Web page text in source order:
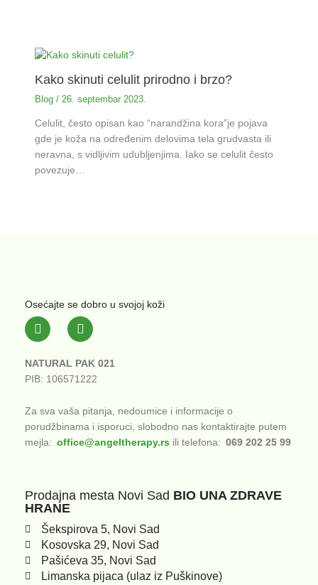
Kako skinuti celulit prirodno i brzo?
Blog / 26. septembar 2023.
Celulit, često opisan kao “narandžina kora”je pojava
gde je koža na određenim delovima tela grudvasta ili
neravna, s vidljivim udubljenjima. Iako se celulit često
povezuje…
Osećajte se dobro u svojoj koži
F
a
e
b
o
k
-
f
I
n
t
a
g
a
m
NATURAL PAK 021
PIB: 106571222
Za sva vaša pitanja, nedoumice i informacije o
porudžbinama i isporuci, slobodno nas kontaktirajte putem
mejla: office@angeltherapy.rs ili telefona: 069 202 25 99
Prodajna mesta Novi Sad BIO UNA ZDRAVE
HRANE
Šekspirova 5, Novi Sad
Kosovska 29, Novi Sad
Pašićeva 35, Novi Sad
Limanska pijaca (ulaz iz Puškinove)